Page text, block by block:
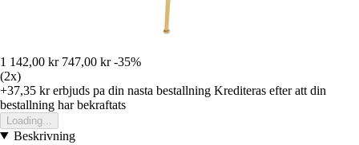
1 142,00 kr 747,00 kr -35%
(2x)
+37,35 krerbjuds pa din nasta bestallning Krediteras efter att din
bestallning har bekraftats
Loading...
Beskrivning